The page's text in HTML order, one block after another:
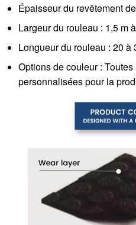
Épaisseur du revêtement
Largeur du rouleau : 1,5 m
Longueur du rouleau : 20 à
Options de couleur :
personnalisées pour la